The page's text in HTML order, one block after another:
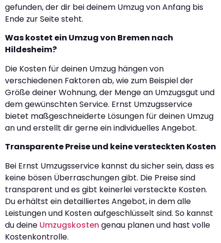
gefunden, der dir bei deinem Umzug von Anfang bis
Ende zur Seite steht.
Was kostet ein Umzug von Bremen nach
Hildesheim?
Die Kosten für deinen Umzug hängen von
verschiedenen Faktoren ab, wie zum Beispiel der
Größe deiner Wohnung, der Menge an Umzugsgut und
dem gewünschten Service. Ernst Umzugsservice
bietet maßgeschneiderte Lösungen für deinen Umzug
an und erstellt dir gerne ein individuelles Angebot.
Transparente Preise und keine versteckten Kosten
Bei Ernst Umzugsservice kannst du sicher sein, dass es
keine bösen Überraschungen gibt. Die Preise sind
transparent und es gibt keinerlei versteckte Kosten.
Du erhältst ein detailliertes Angebot, in dem alle
Leistungen und Kosten aufgeschlüsselt sind. So kannst
du deine Umzugskosten genau planen und hast volle
Kostenkontrolle.